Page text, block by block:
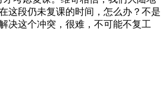
这段仍未复课的时间，怎么办？不是
决这个冲突，很难，不可能不复工